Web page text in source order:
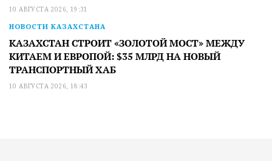
10 АВГУСТА 2026, 19:31
НОВОСТИ КАЗАХСТАНА
КАЗАХСТАН СТРОИТ «ЗОЛОТОЙ МОСТ» МЕЖДУ
КИТАЕМ И ЕВРОПОЙ: $35 МЛРД НА НОВЫЙ
ТРАНСПОРТНЫЙ ХАБ
10 АВГУСТА 2026, 18:43